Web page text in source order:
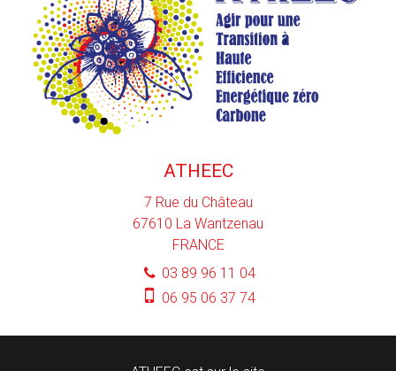
ATHEEC
7 Rue du Château
67610 La Wantzenau
FRANCE
03 89 96 11 04
06 95 06 37 74